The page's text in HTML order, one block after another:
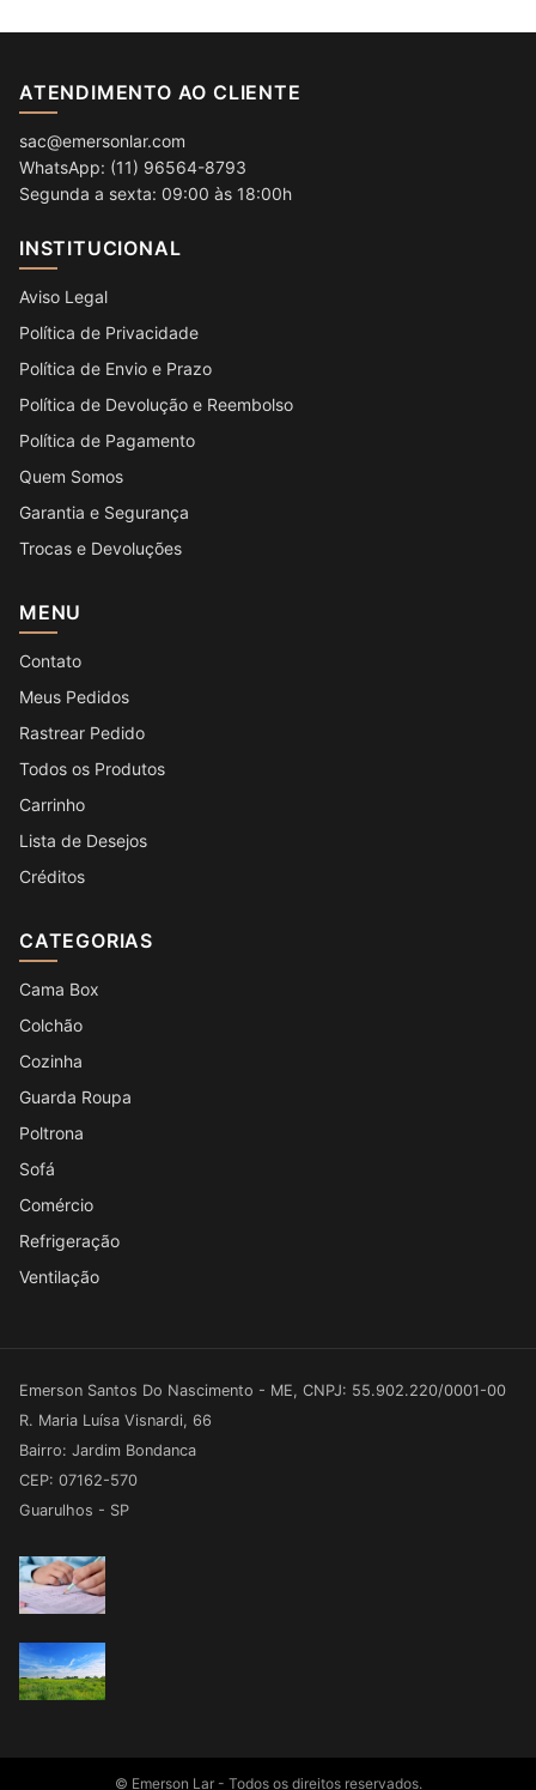
ATENDIMENTO AO CLIENTE
sac@emersonlar.com
WhatsApp: (11) 96564-8793
Segunda a sexta: 09:00 às 18:00h
INSTITUCIONAL
Aviso Legal
Política de Privacidade
Política de Envio e Prazo
Política de Devolução e Reembolso
Política de Pagamento
Quem Somos
Garantia e Segurança
Trocas e Devoluções
MENU
Contato
Meus Pedidos
Rastrear Pedido
Todos os Produtos
Carrinho
Lista de Desejos
Créditos
CATEGORIAS
Cama Box
Colchão
Cozinha
Guarda Roupa
Poltrona
Sofá
Comércio
Refrigeração
Ventilação
Emerson Santos Do Nascimento - ME, CNPJ: 55.902.220/0001-00
R. Maria Luísa Visnardi, 66
Bairro: Jardim Bondanca
CEP: 07162-570
Guarulhos - SP
© Emerson Lar - Todos os direitos reservados.